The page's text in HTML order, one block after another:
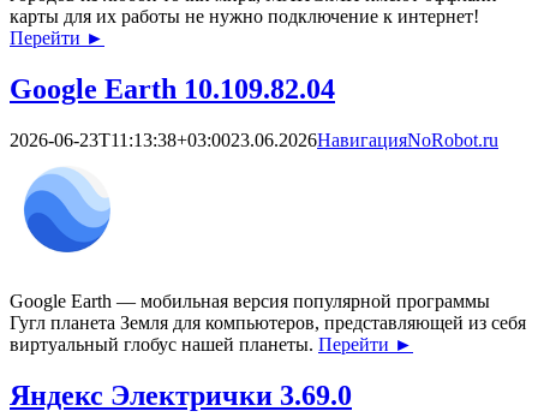
карты для их работы не нужно подключение к интернет!
Перейти ►
Google Earth 10.109.82.04
2026-06-23T11:13:38+03:0023.06.2026НавигацияNoRobot.ru
Google Earth — мобильная версия популярной программы
Гугл планета Земля для компьютеров, представляющей из себя
виртуальный глобус нашей планеты. Перейти ►
Яндекс Электрички 3.69.0